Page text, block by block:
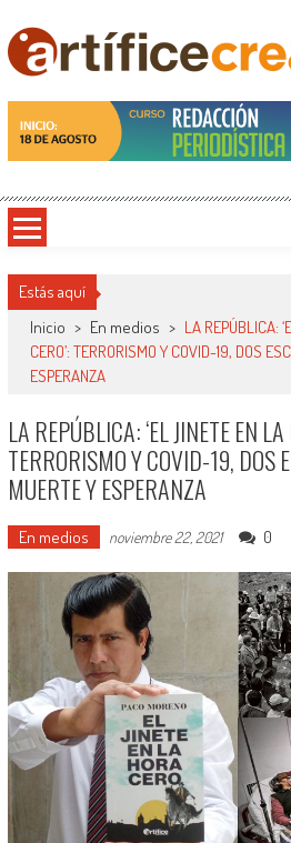
contenido
Artificecrea
Blog de Artífice Comunicadores, elaboramos
diversos formatos, capacitamos en temas
Estás aquí
Inicio > En medios > LA REPÚBLICA:
CERO’: TERRORISMO Y COVID-19, DOS
ESPERANZA
LA REPÚBLICA: ‘EL JINETE EN LA
TERRORISMO Y COVID-19, DOS
MUERTE Y ESPERANZA
En medios noviembre 22, 2021 0